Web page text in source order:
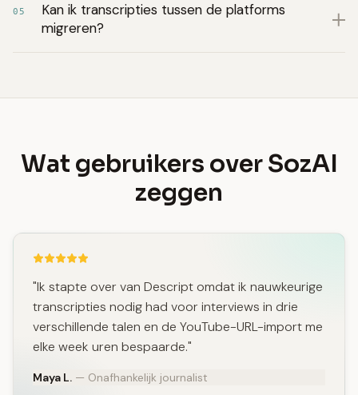
05
Kan ik transcripties tussen de platforms
migreren?
Wat gebruikers over SozAI
zeggen
"Ik stapte over van Descript omdat ik nauwkeurige
transcripties nodig had voor interviews in drie
verschillende talen en de YouTube-URL-import me
elke week uren bespaarde."
Maya L. — Onafhankelijk journalist